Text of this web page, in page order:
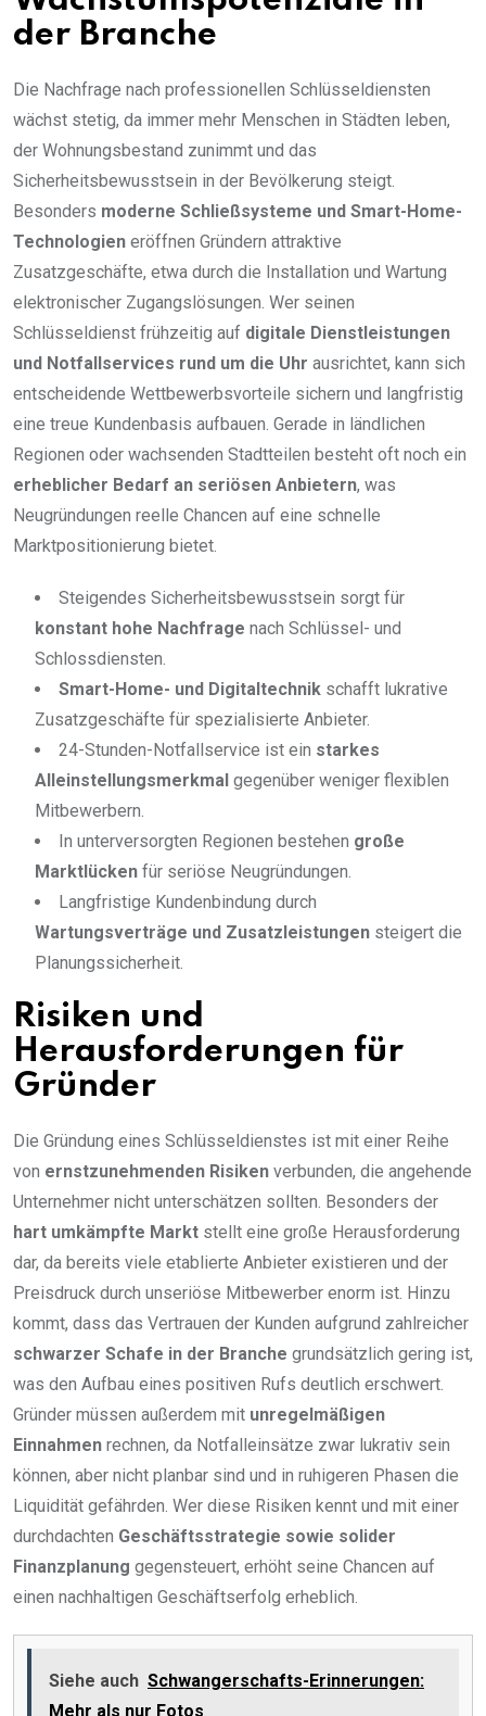
der Branche
Die Nachfrage nach professionellen Schlüsseldiensten
wächst stetig, da immer mehr Menschen in Städten leben,
der Wohnungsbestand zunimmt und das
Sicherheitsbewusstsein in der Bevölkerung steigt.
Besonders moderne Schließsysteme und Smart-Home-
Technologien eröffnen Gründern attraktive
Zusatzgeschäfte, etwa durch die Installation und Wartung
elektronischer Zugangslösungen. Wer seinen
Schlüsseldienst frühzeitig auf digitale Dienstleistungen
und Notfallservices rund um die Uhr ausrichtet, kann sich
entscheidende Wettbewerbsvorteile sichern und langfristig
eine treue Kundenbasis aufbauen. Gerade in ländlichen
Regionen oder wachsenden Stadtteilen besteht oft noch ein
erheblicher Bedarf an seriösen Anbietern, was
Neugründungen reelle Chancen auf eine schnelle
Marktpositionierung bietet.
Steigendes Sicherheitsbewusstsein sorgt für
konstant hohe Nachfrage nach Schlüssel- und
Schlossdiensten.
Smart-Home- und Digitaltechnik schafft lukrative
Zusatzgeschäfte für spezialisierte Anbieter.
24-Stunden-Notfallservice ist ein starkes
Alleinstellungsmerkmal gegenüber weniger flexiblen
Mitbewerbern.
In unterversorgten Regionen bestehen große
Marktlücken für seriöse Neugründungen.
Langfristige Kundenbindung durch
Wartungsverträge und Zusatzleistungen steigert die
Planungssicherheit.
Risiken und
Herausforderungen für
Gründer
Die Gründung eines Schlüsseldienstes ist mit einer Reihe
von ernstzunehmenden Risiken verbunden, die angehende
Unternehmer nicht unterschätzen sollten. Besonders der
hart umkämpfte Markt stellt eine große Herausforderung
dar, da bereits viele etablierte Anbieter existieren und der
Preisdruck durch unseriöse Mitbewerber enorm ist. Hinzu
kommt, dass das Vertrauen der Kunden aufgrund zahlreicher
schwarzer Schafe in der Branche grundsätzlich gering ist,
was den Aufbau eines positiven Rufs deutlich erschwert.
Gründer müssen außerdem mit unregelmäßigen
Einnahmen rechnen, da Notfalleinsätze zwar lukrativ sein
können, aber nicht planbar sind und in ruhigeren Phasen die
Liquidität gefährden. Wer diese Risiken kennt und mit einer
durchdachten Geschäftsstrategie sowie solider
Finanzplanung gegensteuert, erhöht seine Chancen auf
einen nachhaltigen Geschäftserfolg erheblich.
Siehe auch Schwangerschafts-Erinnerungen:
Mehr als nur Fotos